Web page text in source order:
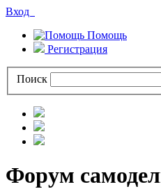
Вход
Помощь
Регистрация
Поиск
Форум